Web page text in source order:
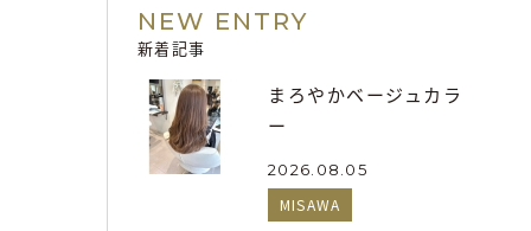
NEW ENTRY
新着記事
まろやかベージュカラ
ー
2026.08.05
MISAWA